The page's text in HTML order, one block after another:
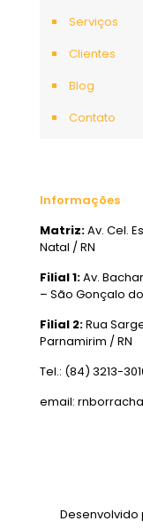
Serviços
Clientes
Blog
Contato
Informações
Matriz:Av. Cel.
Natal / RN
Filial 1:Av.
– São Gonçalo
Filial 2:Rua
Parnamirim / RN
Tel.: (84) 3213-
email:
Desenvolvido